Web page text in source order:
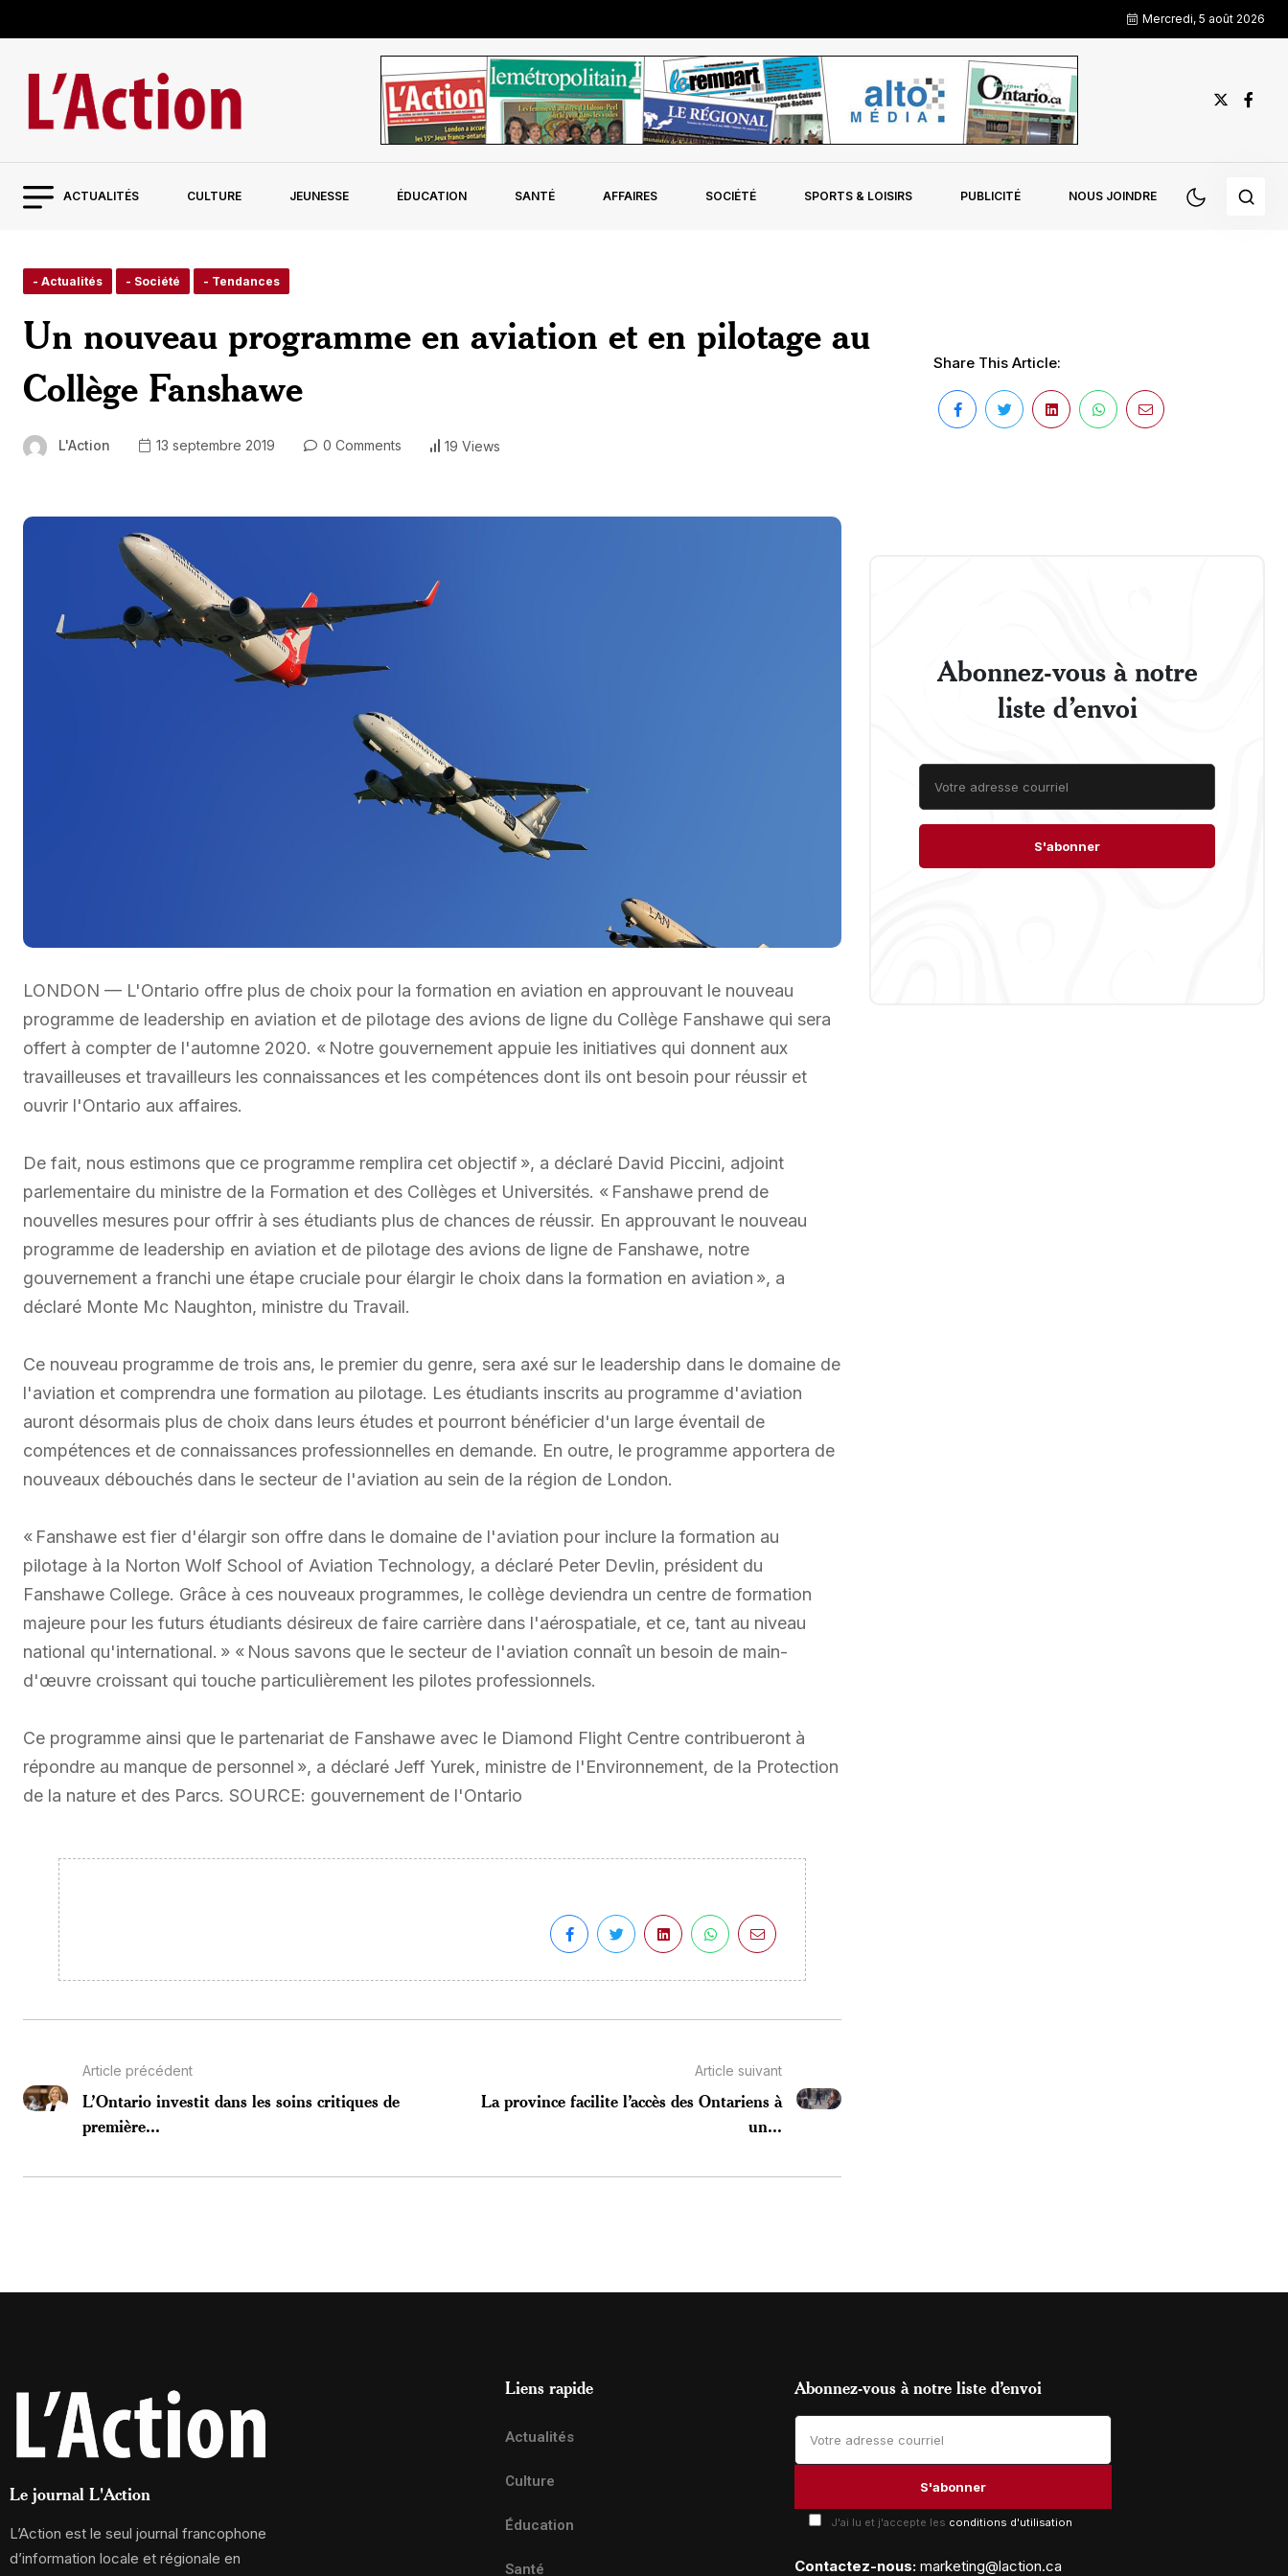
Mercredi, 5 août 2026
ACTUALITÉS CULTURE JEUNESSE ÉDUCATION SANTÉ AFFAIRES SOCIÉTÉ SPORTS & LOISIRS PUBLICITÉ NOUS JOINDRE
- Actualités - Société - Tendances
Un nouveau programme en aviation et en pilotage au
Collège Fanshawe
L'Action 13 septembre 2019 0 Comments 19 Views
Share This Article:
LONDON — L'Ontario offre plus de choix pour la formation en aviation en approuvant le nouveau
programme de leadership en aviation et de pilotage des avions de ligne du Collège Fanshawe qui sera
offert à compter de l'automne 2020. « Notre gouvernement appuie les initiatives qui donnent aux
travailleuses et travailleurs les connaissances et les compétences dont ils ont besoin pour réussir et
ouvrir l'Ontario aux affaires.
De fait, nous estimons que ce programme remplira cet objectif », a déclaré David Piccini, adjoint
parlementaire du ministre de la Formation et des Collèges et Universités. « Fanshawe prend de
nouvelles mesures pour offrir à ses étudiants plus de chances de réussir. En approuvant le nouveau
programme de leadership en aviation et de pilotage des avions de ligne de Fanshawe, notre
gouvernement a franchi une étape cruciale pour élargir le choix dans la formation en aviation », a
déclaré Monte Mc Naughton, ministre du Travail.
Ce nouveau programme de trois ans, le premier du genre, sera axé sur le leadership dans le domaine de
l'aviation et comprendra une formation au pilotage. Les étudiants inscrits au programme d'aviation
auront désormais plus de choix dans leurs études et pourront bénéficier d'un large éventail de
compétences et de connaissances professionnelles en demande. En outre, le programme apportera de
nouveaux débouchés dans le secteur de l'aviation au sein de la région de London.
« Fanshawe est fier d'élargir son offre dans le domaine de l'aviation pour inclure la formation au
pilotage à la Norton Wolf School of Aviation Technology, a déclaré Peter Devlin, président du
Fanshawe College. Grâce à ces nouveaux programmes, le collège deviendra un centre de formation
majeure pour les futurs étudiants désireux de faire carrière dans l'aérospatiale, et ce, tant au niveau
national qu'international. » « Nous savons que le secteur de l'aviation connaît un besoin de main-
d'œuvre croissant qui touche particulièrement les pilotes professionnels.
Ce programme ainsi que le partenariat de Fanshawe avec le Diamond Flight Centre contribueront à
répondre au manque de personnel », a déclaré Jeff Yurek, ministre de l'Environnement, de la Protection
de la nature et des Parcs. SOURCE: gouvernement de l'Ontario
Article précédent
L’Ontario investit dans les soins critiques de
première...
Article suivant
La province facilite l’accès des Ontariens à
un...
Abonnez-vous à notre
liste d’envoi
Le journal L'Action
L’Action est le seul journal francophone
d’information locale et régionale en
Liens rapide
Actualités
Culture
Éducation
Santé
Abonnez-vous à notre liste d’envoi
J'ai lu et j'accepte les conditions d'utilisation
Contactez-nous: marketing@laction.ca